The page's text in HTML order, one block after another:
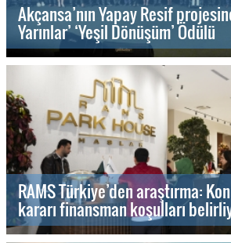
Akçansa’nın Yapay Resif
Yarınlar’ ‘Yeşil Dönüşüm’ Ödülü
RAMS Türkiye’den araştırma:
kararı finansman koşulları